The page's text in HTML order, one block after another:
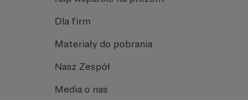
Dla firm
Materiały do pobrania
Nasz Zespół
Media o nas